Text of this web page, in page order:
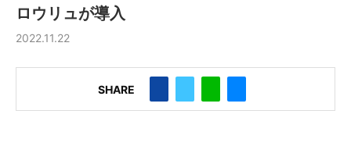
ロウリュが導入
2022.11.22
SHARE